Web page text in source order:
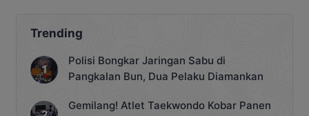
Trending
Polisi Bongkar Jaringan Sabu di
Pangkalan Bun, Dua Pelaku Diamankan
Gemilang! Atlet Taekwondo Kobar Panen